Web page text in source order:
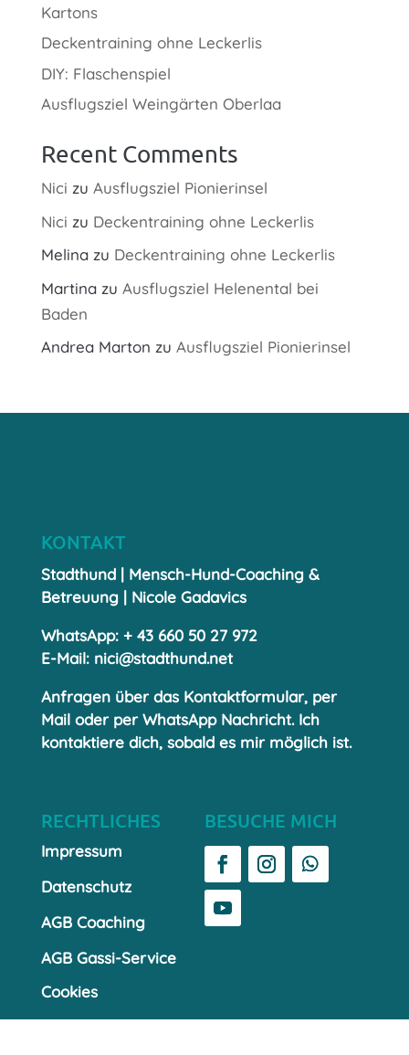
Kartons
Deckentraining ohne Leckerlis
DIY: Flaschenspiel
Ausflugsziel Weingärten Oberlaa
Recent Comments
Nici zu Ausflugsziel Pionierinsel
Nici zu Deckentraining ohne Leckerlis
Melinazu Deckentraining ohne Leckerlis
Martinazu Ausflugsziel Helenental bei
Baden
Andrea Marton zu Ausflugsziel Pionierinsel
KONTAKT
Stadthund | Mensch-Hund-Coaching &
Betreuung | Nicole Gadavics
WhatsApp: + 43 660 50 27 972
E-Mail: nici@stadthund.net
Anfragen über das Kontaktformular, per
Mail oder per WhatsApp Nachricht. Ich
kontaktiere dich, sobald es mir möglich ist.
RECHTLICHES
Impressum
Datenschutz
AGB Coaching
AGB Gassi-Service
Cookies
BESUCHE MICH